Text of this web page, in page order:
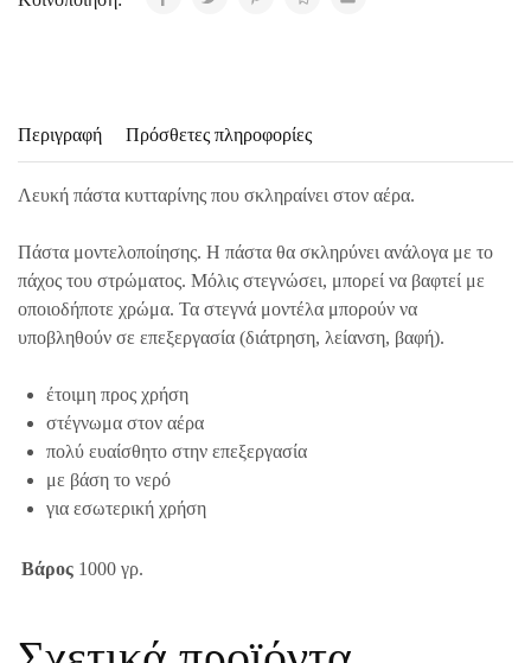
Περιγραφή Πρόσθετες πληροφορίες
Λευκή πάστα κυτταρίνης που σκληραίνει στον αέρα.
Πάστα μοντελοποίησης. Η πάστα θα σκληρύνει ανάλογα με το
πάχος του στρώματος. Μόλις στεγνώσει, μπορεί να βαφτεί με
οποιοδήποτε χρώμα. Τα στεγνά μοντέλα μπορούν να
υποβληθούν σε επεξεργασία (διάτρηση, λείανση, βαφή).
έτοιμη προς χρήση
στέγνωμα στον αέρα
πολύ ευαίσθητο στην επεξεργασία
με βάση το νερό
για εσωτερική χρήση
Βάρος 1000 γρ.